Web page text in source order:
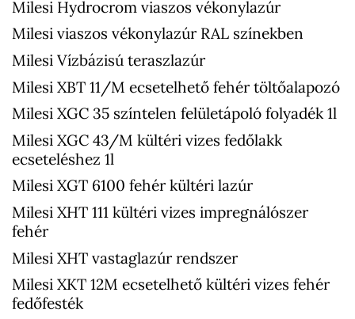
Milesi Hydrocrom viaszos vékonylazúr
Milesi viaszos vékonylazúr RAL színekben
Milesi Vízbázisú teraszlazúr
Milesi XBT 11/M ecsetelhető fehér töltőalapozó
Milesi XGC 35 színtelen felületápoló folyadék 1l
Milesi XGC 43/M kültéri vizes fedőlakk
ecseteléshez 1l
Milesi XGT 6100 fehér kültéri lazúr
Milesi XHT 111 kültéri vizes impregnálószer
fehér
Milesi XHT vastaglazúr rendszer
Milesi XKT 12M ecsetelhető kültéri vizes fehér
fedőfesték